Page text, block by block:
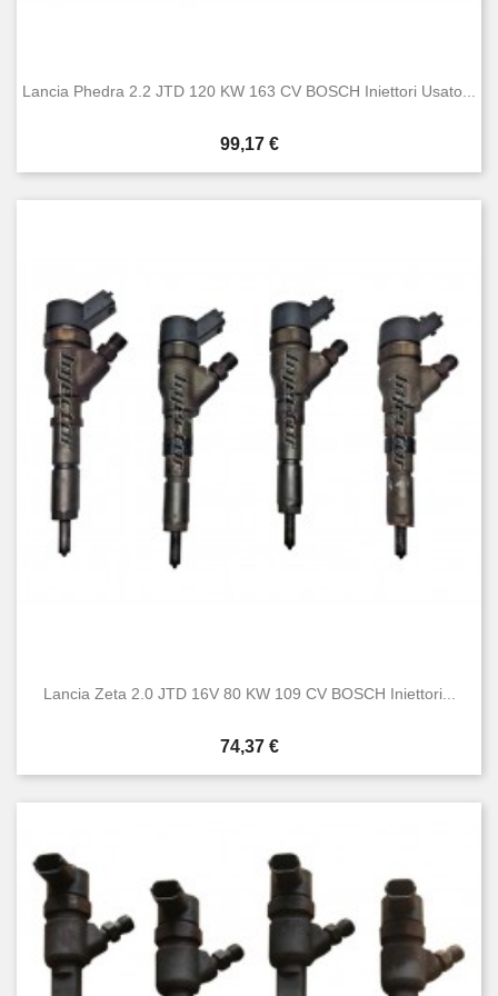
Lancia Phedra 2.2 JTD 120 KW 163 CV BOSCH Iniettori Usato...
Prezzo
99,17 €
Lancia Zeta 2.0 JTD 16V 80 KW 109 CV BOSCH Iniettori...
Prezzo
74,37 €